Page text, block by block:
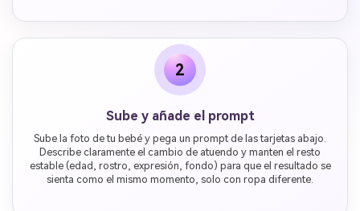
2
Sube y añade el prompt
Sube la foto de tu bebé y pega un prompt de las tarjetas abajo.
Describe claramente el cambio de atuendo y manten el resto
estable (edad, rostro, expresión, fondo) para que el resultado se
sienta como el mismo momento, solo con ropa diferente.